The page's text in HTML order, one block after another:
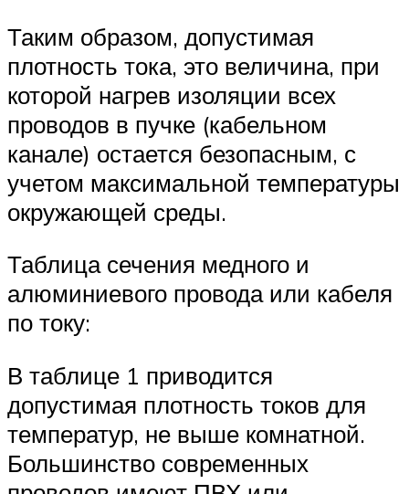
Таким образом, допустимая
плотность тока, это величина, при
которой нагрев изоляции всех
проводов в пучке (кабельном
канале) остается безопасным, с
учетом максимальной температуры
окружающей среды.
Таблица сечения медного и
алюминиевого провода или кабеля
по току:
В таблице 1 приводится
допустимая плотность токов для
температур, не выше комнатной.
Большинство современных